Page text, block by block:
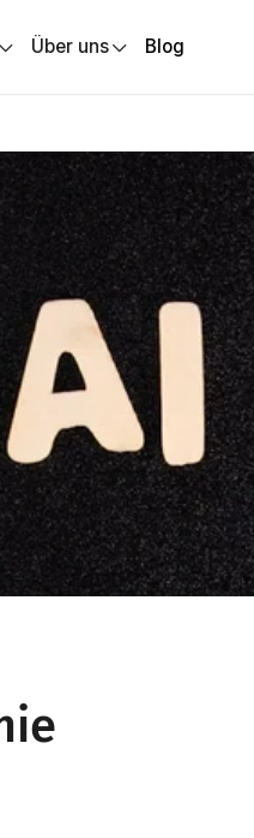
Über uns Blog